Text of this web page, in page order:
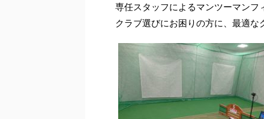
専任スタッフによるマンツーマンフ
クラブ選びにお困りの方に、最適な